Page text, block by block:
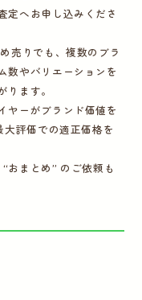
定へお申し込みくださ
売りでも、複数のブラ
数やバリエーションを
ります。
ヤーがブランド価値を
大評価での適正価格を
おまとめ” のご依頼も